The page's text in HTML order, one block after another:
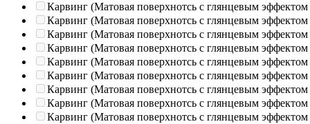
Карвинг (Матовая поверхнотсь с глянцевым эффектом
Карвинг (Матовая поверхнотсь с глянцевым эффектом
Карвинг (Матовая поверхнотсь с глянцевым эффектом
Карвинг (Матовая поверхнотсь с глянцевым эффектом
Карвинг (Матовая поверхнотсь с глянцевым эффектом
Карвинг (Матовая поверхнотсь с глянцевым эффектом
Карвинг (Матовая поверхнотсь с глянцевым эффектом
Карвинг (Матовая поверхнотсь с глянцевым эффектом
Карвинг (Матовая поверхнотсь с глянцевым эффектом